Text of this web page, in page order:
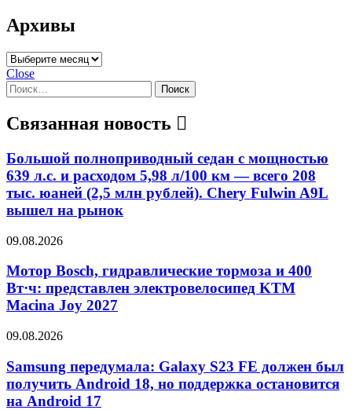
Архивы
Архивы
Close
Найти:
Связанная новость
Большой полноприводный седан с мощностью
639 л.с. и расходом 5,98 л/100 км — всего 208
тыс. юаней (2,5 млн рублей). Chery Fulwin A9L
вышел на рынок
09.08.2026
Мотор Bosch, гидравлические тормоза и 400
Вт·ч: представлен электровелосипед KTM
Macina Joy 2027
09.08.2026
Samsung передумала: Galaxy S23 FE должен был
получить Android 18, но поддержка остановится
на Android 17